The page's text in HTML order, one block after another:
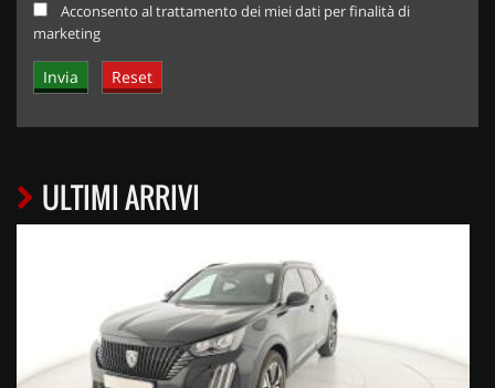
Acconsento al trattamento dei miei dati per finalità di
marketing
ULTIMI ARRIVI